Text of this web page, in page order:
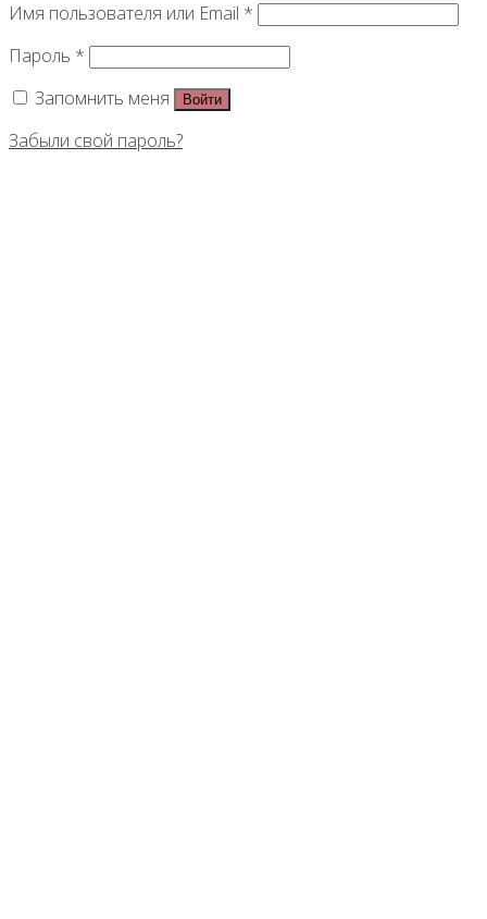
Имя пользователя или Email *
Пароль *
Запомнить меня
Войти
Забыли свой пароль?